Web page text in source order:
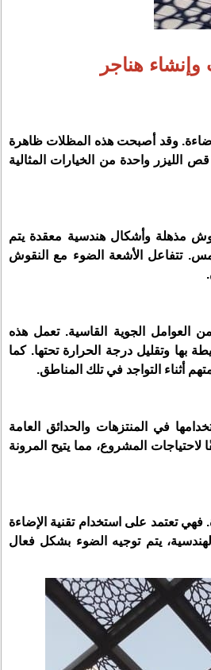
هناجر
وقد أصبحت هذه المظلات ظاهرة
الليزر واحدة من الخيارات المثالية
مذهلة وأشكال هندسية معقدة يتم
تتفاعل الأشعة الضوء مع النقوش
العوامل الجوية القاسية. تعمل هذه
بها وتقليل درجة الحرارة تحتها. كما
أثناء التواجد في تلك المناطق.
في المنتزهات والحدائق العامة
المشروع، مما يتيح المرونة
تعتمد على استخدام تقنية الإضاءة
يتم توجيه الضوء بشكل فعال